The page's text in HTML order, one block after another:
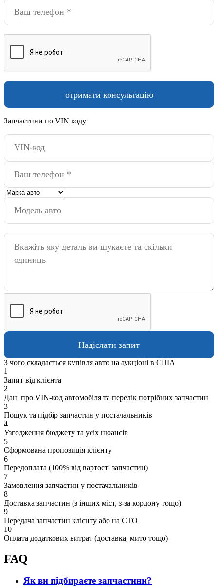
Запчастини по VIN коду
З чого складається купівля авто на аукціоні в США
1
Запит від клієнта
2
Дані про VIN-код автомобіля та перелік потрібних запчастин
3
Пошук та підбір запчастин у постачальників
4
Узгодження бюджету та усіх нюансів
5
Сформована пропозиція клієнту
6
Передоплата (100% від вартості запчастин)
7
Замовлення запчастин у постачальників
8
Доставка запчастин (з інших міст, з-за кордону тощо)
9
Передача запчастин клієнту або на СТО
10
Оплата додаткових витрат (доставка, мито тощо)
FAQ
Як ви підбираєте запчастини?